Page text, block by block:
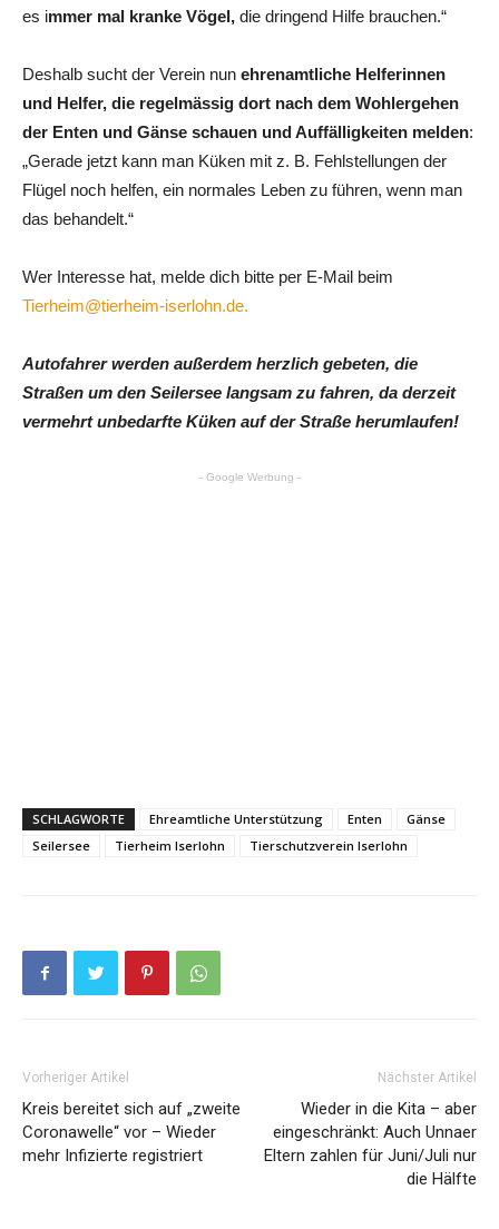
es immer mal kranke Vögel, die dringend Hilfe brauchen.“
Deshalb sucht der Verein nun ehrenamtliche Helferinnen
und Helfer, die regelmässig dort nach dem Wohlergehen
der Enten und Gänse schauen und Auffälligkeiten melden:
„Gerade jetzt kann man Küken mit z. B. Fehlstellungen der
Flügel noch helfen, ein normales Leben zu führen, wenn man
das behandelt.“
Wer Interesse hat, melde dich bitte per E-Mail beim
Tierheim@tierheim-iserlohn.de.
Autofahrer werden außerdem herzlich gebeten, die
Straßen um den Seilersee langsam zu fahren, da derzeit
vermehrt unbedarfte Küken auf der Straße herumlaufen!
- Google Werbung -
SCHLAGWORTE Ehreamtliche Unterstützung Enten
Gänse
Seilersee
Tierheim Iserlohn Tierschutzverein Iserlohn
Vorheriger Artikel
Kreis bereitet sich auf „zweite
Coronawelle“ vor – Wieder
mehr Infizierte registriert
Nächster Artikel
Wieder in die Kita – aber
eingeschränkt: Auch Unnaer
Eltern zahlen für Juni/Juli nur
die Hälfte